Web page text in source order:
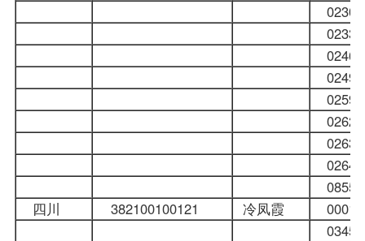
四川
382100100121 冷凤霞